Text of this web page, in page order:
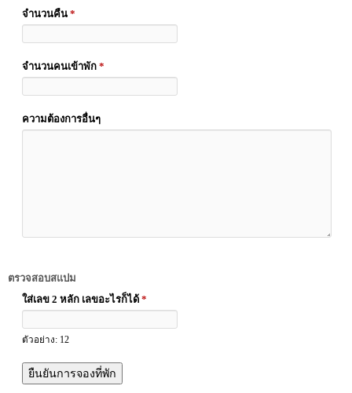
จำนวนคืน *
จำนวนคนเข้าพัก *
ความต้องการอื่นๆ
ตรวจสอบสแปม
ใส่เลข 2 หลัก เลขอะไรก็ได้ *
ตัวอย่าง: 12